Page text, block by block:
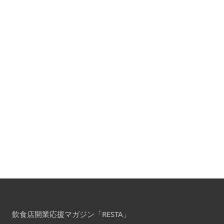
飲食店開業応援マガジン「RESTA」